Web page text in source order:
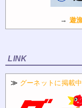
→ 遊
LINK
≫ グーネットに掲載中